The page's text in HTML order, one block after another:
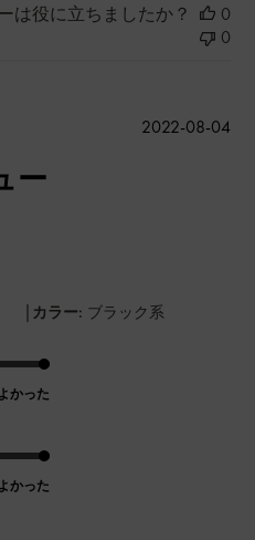
は役に立ちましたか？
0
0
ー
| カラー: ブラック系
かった
かった
公
2022-08-04